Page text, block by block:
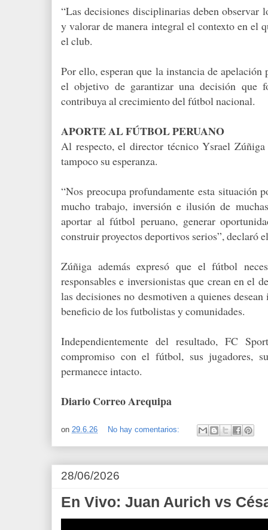
“Las decisiones disciplinarias deben
y valorar de manera integral el contexto en el
el club.
Por ello, esperan que la instancia de
el objetivo de garantizar una decisión que
contribuya al crecimiento del fútbol nacional.
APORTE AL FÚTBOL PERUANO
Al respecto, el director técnico Ysrael
tampoco su esperanza.
“Nos preocupa profundamente esta situación
mucho trabajo, inversión e ilusión de
aportar al fútbol peruano, generar
construir proyectos deportivos serios”, declaró
Zúñiga además expresó que el fútbol
responsables e inversionistas que crean en el
las decisiones no desmotiven a quienes
beneficio de los futbolistas y comunidades.
Independientemente del resultado, FC
compromiso con el fútbol, sus jugadores,
permanece intacto.
Diario Correo Arequipa
on 29.6.26 No hay comentarios:
28/06/2026
En Vivo: Juan Aurich vs